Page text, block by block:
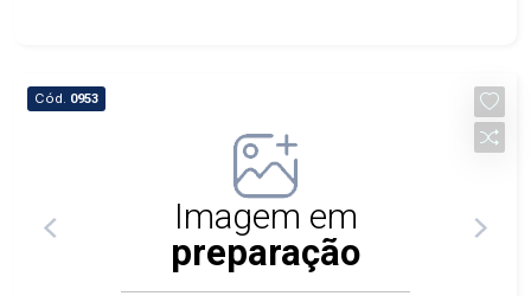
Cód. 0953
Imagem em
preparação